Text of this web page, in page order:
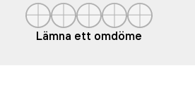
Lämna ett omdöme